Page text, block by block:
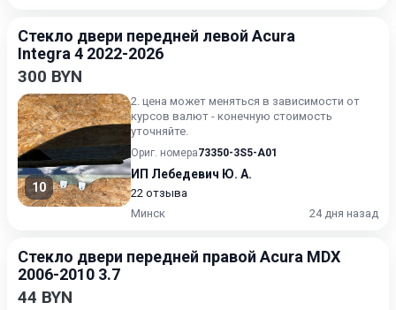
Стекло двери передней левой Acura
Integra 4 2022-2026
300 BYN
10
2. цена может меняться в зависимости от
курсов валют - конечную стоимость
уточняйте.
Ориг. номера73350-3S5-A01
ИП Лебедевич Ю. А.
22 отзыва
Минск
24 дня назад
Стекло двери передней правой Acura MDX
2006-2010 3.7
44 BYN